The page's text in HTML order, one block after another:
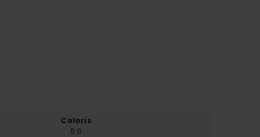
Coloris
5.0